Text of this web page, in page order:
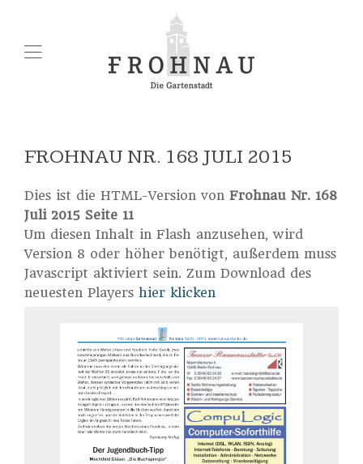
FROHNAU NR. 168 JULI 2015
Dies ist die HTML-Version von Frohnau Nr. 168
Juli 2015 Seite 11
Um diesen Inhalt in Flash anzusehen, wird
Version 8 oder höher benötigt, außerdem muss
Javascript aktiviert sein. Zum Download des
neuesten Players hier klicken